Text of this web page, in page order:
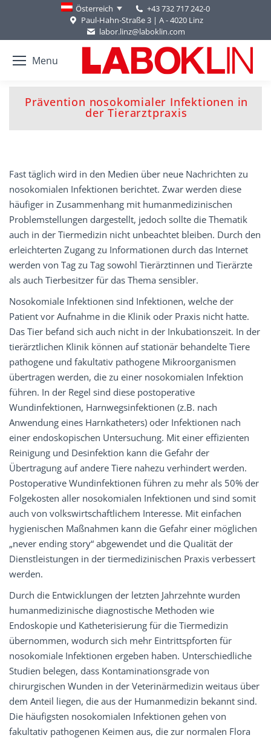
Österreich
+43 732 717 242-0
Paul-Hahn-Straße 3 | A - 4020 Linz
labor.linz@laboklin.com
Menu
Prävention nosokomialer Infektionen in
der Tierarztpraxis
You are here:
Fast täglich wird in den Medien über neue Nachrichten zu
nosokomialen Infektionen berichtet. Zwar werden diese
häufiger in Zusammenhang mit humanmedizinischen
Problemstellungen dargestellt, jedoch sollte die Thematik
auch in der Tiermedizin nicht unbeachtet bleiben. Durch den
erleichterten Zugang zu Informationen durch das Internet
werden von Tag zu Tag sowohl Tierärztinnen und Tierärzte
als auch Tierbesitzer für das Thema sensibler.
Nosokomiale Infektionen sind Infektionen, welche der
Patient vor Aufnahme in die Klinik oder Praxis nicht hatte.
Das Tier befand sich auch nicht in der Inkubationszeit. In der
tierärztlichen Klinik können auf stationär behandelte Tiere
pathogene und fakultativ pathogene Mikroorganismen
übertragen werden, die zu einer nosokomialen Infektion
führen. In der Regel sind diese postoperative
Wundinfektionen, Harnwegsinfektionen (z.B. nach
Anwendung eines Harnkatheters) oder Infektionen nach
einer endoskopischen Untersuchung. Mit einer effizienten
Reinigung und Desinfektion kann die Gefahr der
Übertragung auf andere Tiere nahezu verhindert werden.
Postoperative Wundinfektionen führen zu mehr als 50% der
Folgekosten aller nosokomialen Infektionen und sind somit
auch von volkswirtschaftlichem Interesse. Mit einfachen
hygienischen Maßnahmen kann die Gefahr einer möglichen
„never ending story“ abgewendet und die Qualität der
Dienstleistungen in der tiermedizinischen Praxis verbessert
werden.
Durch die Entwicklungen der letzten Jahrzehnte wurden
humanmedizinische diagnostische Methoden wie
Endoskopie und Katheterisierung für die Tiermedizin
übernommen, wodurch sich mehr Eintrittspforten für
nosokomiale Infektionen ergeben haben. Unterschiedliche
Studien belegen, dass Kontaminationsgrade von
chirurgischen Wunden in der Veterinärmedizin weitaus über
dem Anteil liegen, die aus der Humanmedizin bekannt sind.
Die häufigsten nosokomialen Infektionen gehen von
fakultativ pathogenen Keimen aus, die zur normalen Flora